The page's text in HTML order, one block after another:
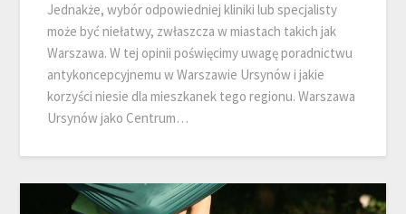
Jednakże, wybór odpowiedniej kliniki lub specjalisty
może być niełatwy, zwłaszcza w miastach takich jak
Warszawa. W tej opinii poświęcimy uwagę poradnictwu
antykoncepcyjnemu w Warszawie Ursynów i jakie
korzyści niesie dla mieszkanek tego regionu. Warszawa
Ursynów jako Centrum…